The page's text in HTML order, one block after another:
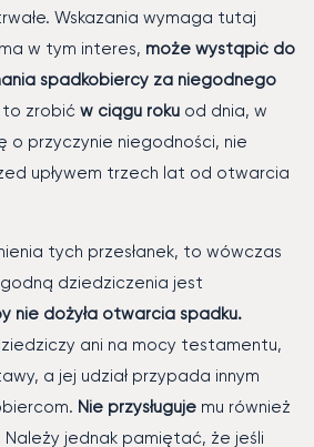
Wskazania wymaga tutaj
w tym interes, może wystąpić do
spadkobiercy za niegodnego
to zrobić w ciągu roku od dnia, w
o przyczynie niegodności, nie
upływem trzech lat od otwarcia
tych przesłanek, to wówczas
dziedziczenia jest
nie dożyła otwarcia spadku.
ani na mocy testamentu,
a jej udział przypada innym
Nie przysługuje mu również
jednak pamiętać, że jeśli